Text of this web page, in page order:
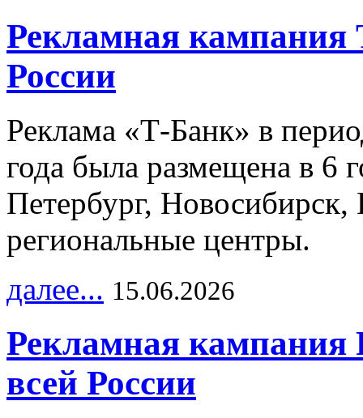
Рекламная кампания
России
Реклама «Т-Банк» в
года была размещена в 6
Петербург,
региональные центры.
далее... 15.06.2026
Рекламная
всей России